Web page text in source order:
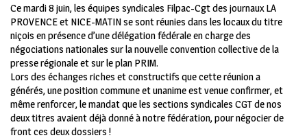
Ce mardi 8 juin, les équipes syndicales Filpac-Cgt des journaux LA
PROVENCE et NICE-MATIN se sont réunies dans les locaux du titre
niçois en présence d’une délégation fédérale en charge des
négociations nationales sur la nouvelle convention collective de la
presse régionale et sur le plan PRIM.
Lors des échanges riches et constructifs que cette réunion a
générés, une position commune et unanime est venue confirmer, et
même renforcer, le mandat que les sections syndicales CGT de nos
deux titres avaient déjà donné à notre fédération, pour négocier de
front ces deux dossiers !